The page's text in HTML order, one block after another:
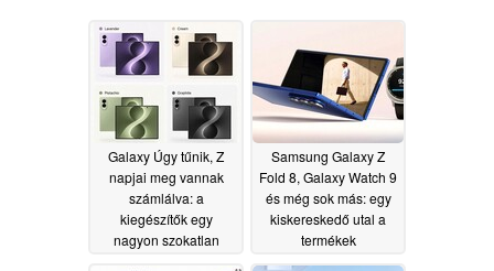
Galaxy Úgy tűnik, Z
napjai meg vannak
számlálva: a
kiegészítők egy
nagyon szokatlan
Samsung Galaxy Z
Fold 8, Galaxy Watch 9
és még sok más: egy
kiskereskedő utal a
termékek